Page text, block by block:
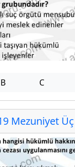
B C
Mezuniyet Üç